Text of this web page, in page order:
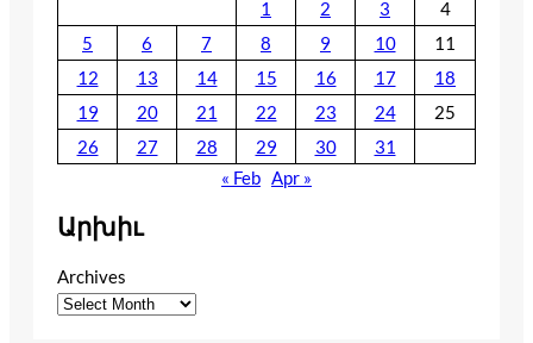
1
2 3
4
5
6 7 8 9 10
11
12
13 14 15 16 17
18
19
20 21 22 23 24
25
26
27 28 29 30
31
« Feb Apr »
Արխիւ
Archives